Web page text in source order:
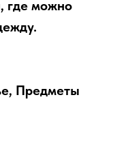
где можно
Предметы